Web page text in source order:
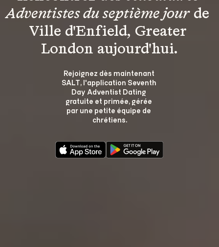
Adventistes du septième jour de
Ville d'Enfield, Greater
London aujourd'hui.
Rejoignez dès maintenant
SALT, l'application Seventh
Day Adventist Dating
gratuite et primée, gérée
par une petite équipe de
chrétiens.